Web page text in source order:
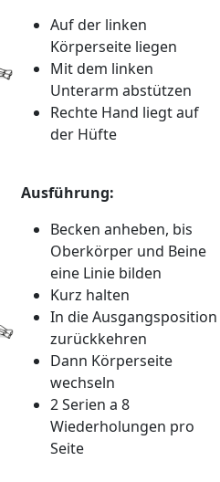
Auf der linken
Körperseite liegen
Mit dem linken
Unterarm abstützen
Rechte Hand liegt auf
der Hüfte
Ausführung:
Becken anheben, bis
Oberkörper und Beine
eine Linie bilden
Kurz halten
In die Ausgangsposition
zurückkehren
Dann Körperseite
wechseln
2 Serien a 8
Wiederholungen pro
Seite